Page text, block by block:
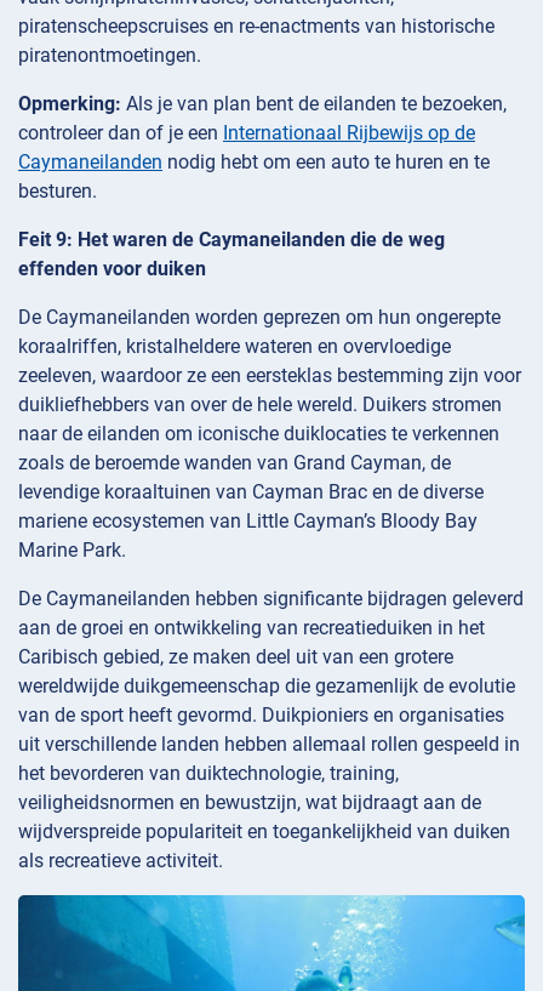
piratenscheepscruises en re-enactments van historische
piratenontmoetingen.
Opmerking: Als je van plan bent de eilanden te bezoeken,
controleer dan of je een Internationaal Rijbewijs op de
Caymaneilanden nodig hebt om een auto te huren en te
besturen.
Feit 9: Het waren de Caymaneilanden die de weg
effenden voor duiken
De Caymaneilanden worden geprezen om hun ongerepte
koraalriffen, kristalheldere wateren en overvloedige
zeeleven, waardoor ze een eersteklas bestemming zijn voor
duikliefhebbers van over de hele wereld. Duikers stromen
naar de eilanden om iconische duiklocaties te verkennen
zoals de beroemde wanden van Grand Cayman, de
levendige koraaltuinen van Cayman Brac en de diverse
mariene ecosystemen van Little Cayman’s Bloody Bay
Marine Park.
De Caymaneilanden hebben significante bijdragen geleverd
aan de groei en ontwikkeling van recreatieduiken in het
Caribisch gebied, ze maken deel uit van een grotere
wereldwijde duikgemeenschap die gezamenlijk de evolutie
van de sport heeft gevormd. Duikpioniers en organisaties
uit verschillende landen hebben allemaal rollen gespeeld in
het bevorderen van duiktechnologie, training,
veiligheidsnormen en bewustzijn, wat bijdraagt aan de
wijdverspreide populariteit en toegankelijkheid van duiken
als recreatieve activiteit.